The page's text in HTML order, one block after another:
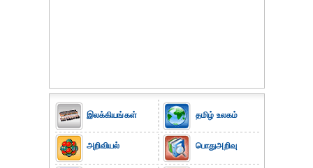
இலக்கியங்கள்
அறிவியல்
தமிழ் உலகம்
பொதுஅறிவு